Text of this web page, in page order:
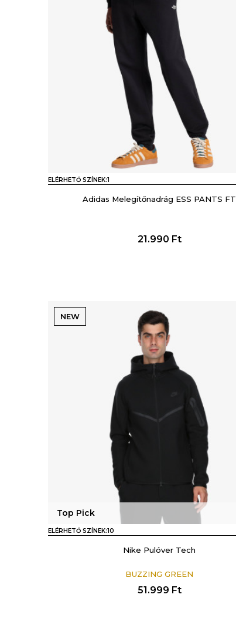
ELÉRHETŐ SZÍNEK:1
Adidas Melegítőnadrág ESS PANTS FT
21.990 Ft
NEW
Top Pick
ELÉRHETŐ SZÍNEK:10
Nike Pulóver Tech
BUZZING GREEN
51.999 Ft